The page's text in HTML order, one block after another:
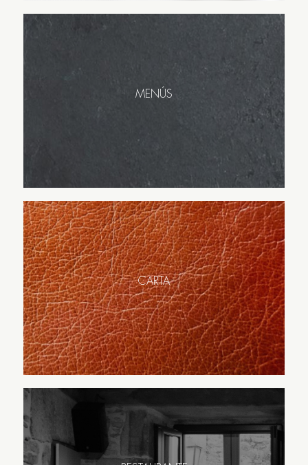
MENÚS
CARTA